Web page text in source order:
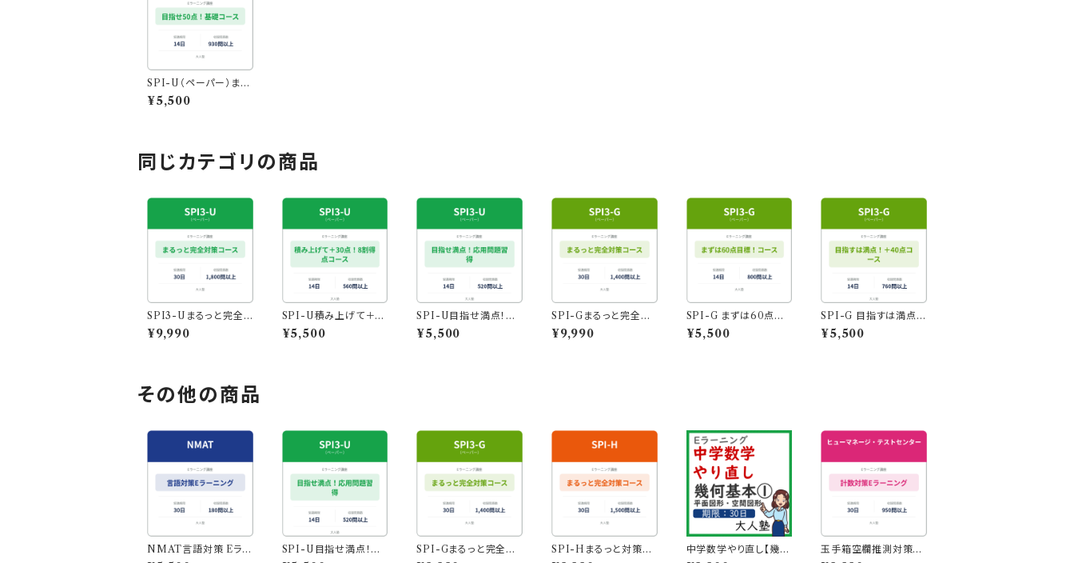
SPI-U（ペーパー）まず
は目指せ50点！絶対落
としたくない基礎コース
¥5,500
同じカテゴリの商品
SPI3-Uまるっと完全
対策コース｜1844問収
録・スマホでも学習◎
¥9,990
SPI-U積み上げて＋3
0点！8割得点を目指す！
点数UPコース
¥5,500
SPI-U目指せ満点！応
用問題習得コース
¥5,500
SPI-Gまるっと完全対
策コース｜1448問収
録・スマホでも学習◎
¥9,990
SPI-G まずは60点目
標！確実に60点取れる
ようになるコース
¥5,500
SPI-G 目指すは満点！
＋40点コース
¥5,500
その他の商品
NMAT言語対策 Eラー
SPI-U目指せ満点！応
SPI-Gまるっと完全対
SPI-Hまるっと対策コ
中学数学やり直し【幾何
玉手箱空欄推測対策コ